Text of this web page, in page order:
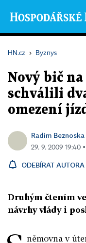
HN.cz › Byznys
Nový bič
schválili
omezení
Radim Beznoska
29. 9. 2009 19:40
ODEBÍRAT AUTORA
Druhým čtením
návrhy vlády i
němovna v